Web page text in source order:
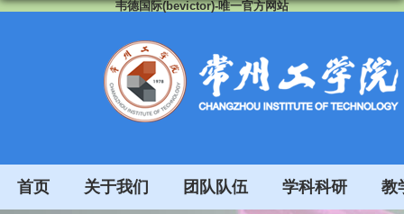
韦德国际(bevictor)-唯一官方网站
首页 关于我们 团队队伍 学科科研 教